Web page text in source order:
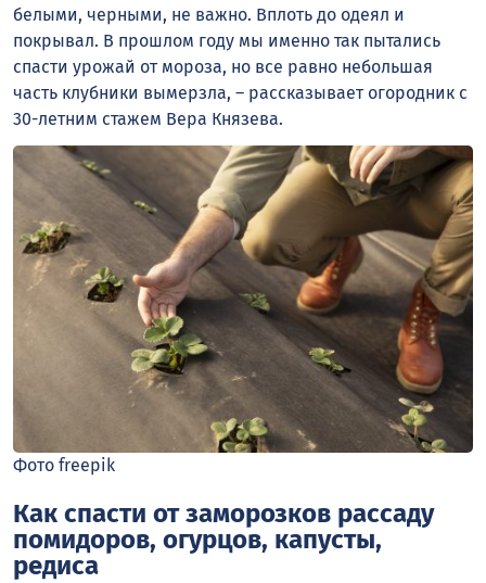
белыми, черными, не важно. Вплоть до одеял и
покрывал. В прошлом году мы именно так пытались
спасти урожай от мороза, но все равно небольшая
часть клубники вымерзла, – рассказывает огородник с
30-летним стажем Вера Князева.
Фото freepik
Как спасти от заморозков рассаду
помидоров, огурцов, капусты,
редиса